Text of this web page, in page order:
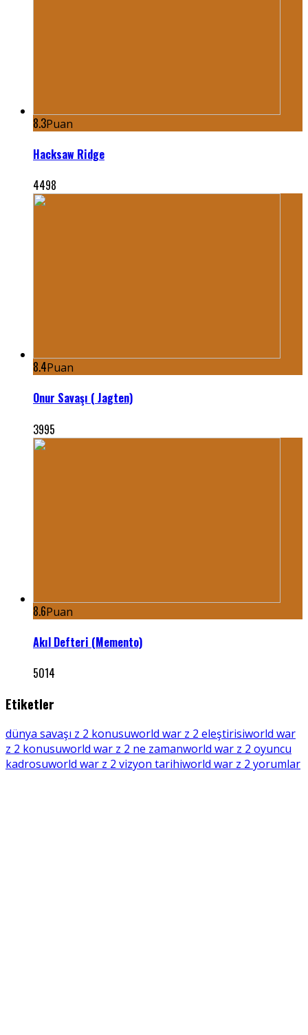
8.3Puan
Hacksaw Ridge
4498
8.4Puan
Onur Savaşı ( Jagten)
3995
8.6Puan
Akıl Defteri (Memento)
5014
Etiketler
dünya savaşı z 2 konusuworld war z 2 eleştirisiworld war
z 2 konusuworld war z 2 ne zamanworld war z 2 oyuncu
kadrosuworld war z 2 vizyon tarihiworld war z 2 yorumlar